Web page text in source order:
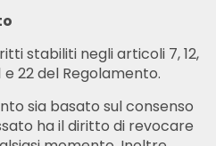
stabiliti negli articoli 7, 12,
21 e 22 del Regolamento.
sia basato sul consenso
ha il diritto di revocare